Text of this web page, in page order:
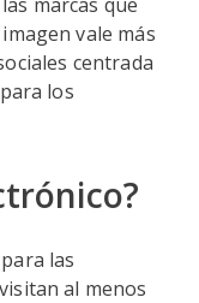
vale más
centrada
los
las
al menos